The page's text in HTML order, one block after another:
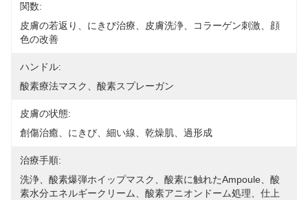
関数:
皮膚の若返り、にきび治療、皮膚洗浄、コラーゲン刺激、顔
色の改善
ハンドル:
酸素療法マスク、酸素スプレーガン
皮膚の状態:
創傷治癒、にきび、細い線、乾燥肌、過形成
治療手順:
洗浄、酸素爆弾ホイップマスク、酸素に触れたampoule、酸
素水分エネルギークリーム、酸素アニオンドーム処理、仕上